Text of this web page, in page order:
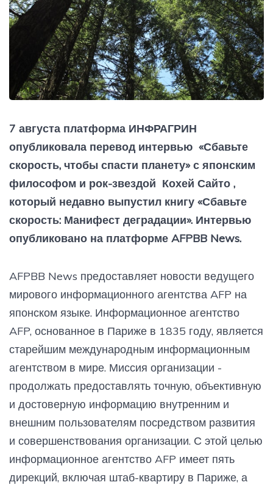
7 августа платформа ИНФРАГРИН
опубликовала перевод интервью «Сбавьте
скорость, чтобы спасти планету» с японским
философом и рок-звездой Кохей Сайто ,
который недавно выпустил книгу «Сбавьте
скорость: Манифест деградации». Интервью
опубликовано на платформе AFPBB News.
AFPBB News предоставляет новости ведущего
мирового информационного агентства AFP на
японском языке. Информационное агентство
AFP, основанное в Париже в 1835 году, является
старейшим международным информационным
агентством в мире. Миссия организации -
продолжать предоставлять точную, объективную
и достоверную информацию внутренним и
внешним пользователям посредством развития
и совершенствования организации. С этой целью
информационное агентство AFP имеет пять
дирекций, включая штаб-квартиру в Париже, а